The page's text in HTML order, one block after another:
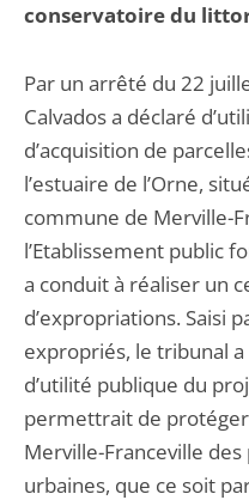
conservatoire du
Par un arrêté du 22
Calvados a déclaré
d’acquisition de
l’estuaire de l’Orne,
commune de Merville-
l’Etablissement public
a conduit à réaliser un
d’expropriations. Saisi
expropriés, le tribunal
d’utilité publique du
permettrait de protéger
Merville-Franceville
urbaines, que ce soit